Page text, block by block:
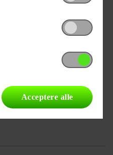
Acceptere alle